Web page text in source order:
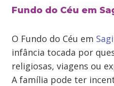
Fundo do Céu em
O Fundo do Céu em
infância tocada por
religiosas, viagens ou
A família pode ter